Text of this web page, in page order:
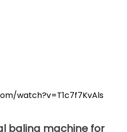
watch?v=T1c7f7KvAls